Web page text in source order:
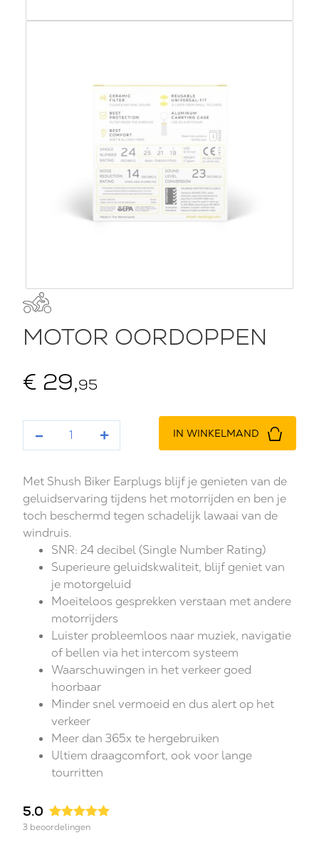
MOTOR OORDOPPEN
€ 29,95
- + IN WINKELMAND
Met Shush Biker Earplugs blijf je genieten van de
geluidservaring tijdens het motorrijden en ben je
toch beschermd tegen schadelijk lawaai van de
windruis.
SNR: 24 decibel (Single Number Rating)
Superieure geluidskwaliteit, blijf geniet van
je motorgeluid
Moeiteloos gesprekken verstaan met andere
motorrijders
Luister probleemloos naar muziek, navigatie
of bellen via het intercom systeem
Waarschuwingen in het verkeer goed
hoorbaar
Minder snel vermoeid en dus alert op het
verkeer
Meer dan 365x te hergebruiken
Ultiem draagcomfort, ook voor lange
tourritten
5.0
3 beoordelingen